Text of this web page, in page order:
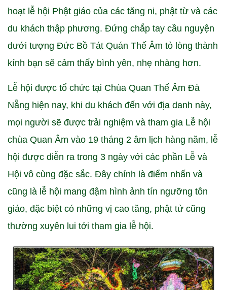
hoạt lễ hội Phật giáo của các tăng ni, phật từ và các
du khách thập phương. Đứng chắp tay cầu nguyện
dưới tượng Đức Bồ Tát Quán Thế Âm tỏ lòng thành
kính bạn sẽ cảm thấy bình yên, nhẹ nhàng hơn.
Lễ hội được tổ chức tại Chùa Quan Thế Âm Đà
Nẵng hiện nay, khi du khách đến với địa danh này,
mọi người sẽ được trải nghiệm và tham gia Lễ hội
chùa Quan Âm vào 19 tháng 2 âm lịch hàng năm, lễ
hội được diễn ra trong 3 ngày với các phần Lễ và
Hội vô cùng đặc sắc. Đây chính là điểm nhấn và
cũng là lễ hội mang đậm hình ảnh tín ngưỡng tôn
giáo, đặc biệt có những vị cao tăng, phật tử cũng
thường xuyên lui tới tham gia lễ hội.